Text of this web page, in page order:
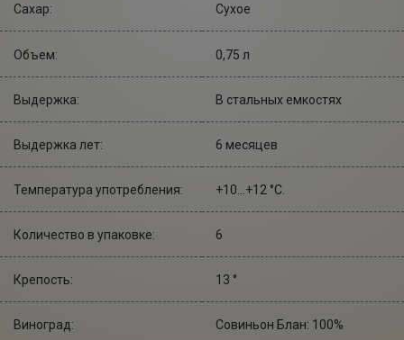
Сахар: Сухое
Объем: 0,75 л
Выдержка: В стальных емкостях
Выдержка лет: 6 месяцев
Температура употребления: +10...+12 °С.
Количество в упаковке: 6
Крепость: 13 °
Виноград: Совиньон Блан: 100%